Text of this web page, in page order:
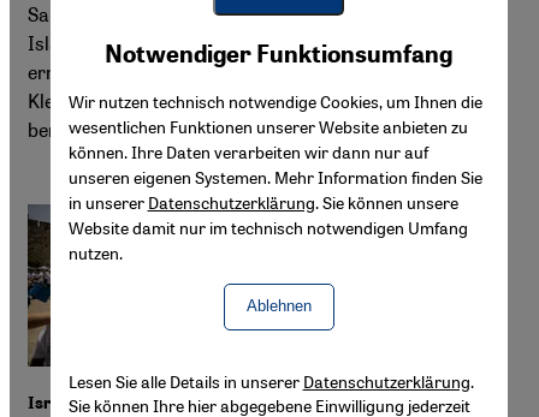
Sabine Schmidtke würdigt das Werk der jüdischen
Islamwissenschaftlerin Hedwig Klein, die im Holocaust
ermordet wurde. Sie präsentiert das intellektuelle Erbe
Kleins und rückt ihre Beteiligung an Hans Wehrs
berühmtem Arabisch-Wörterbuch in ein neues Licht.
Israel und Palästina
Notwendiger Funktionsumfang
Wir nutzen technisch notwendige Cookies, um Ihnen die
wesentlichen Funktionen unserer Website anbieten zu
können. Ihre Daten verarbeiten wir dann nur auf
unseren eigenen Systemen. Mehr Information finden Sie
in unserer Datenschutzerklärung. Sie können unsere
Website damit nur im technisch notwendigen Umfang
nutzen.
Ablehnen
Google Maps Embed
Lesen Sie alle Details in unserer Datenschutzerklärung.
Sie können Ihre hier abgegebene Einwilligung jederzeit